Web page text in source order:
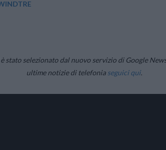
stato selezionato dal nuovo servizio di Google
ultime notizie di telefonia seguici qui.